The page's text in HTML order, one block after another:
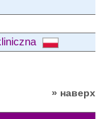
» наверх